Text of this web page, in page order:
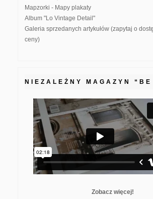
Mapzorki - Mapy plakaty
Album "Lo Vintage Detail"
Galeria sprzedanych artykułów (zapytaj o
ceny)
NIEZALEŻNY MAGAZYN “BE
Zobacz więcej!